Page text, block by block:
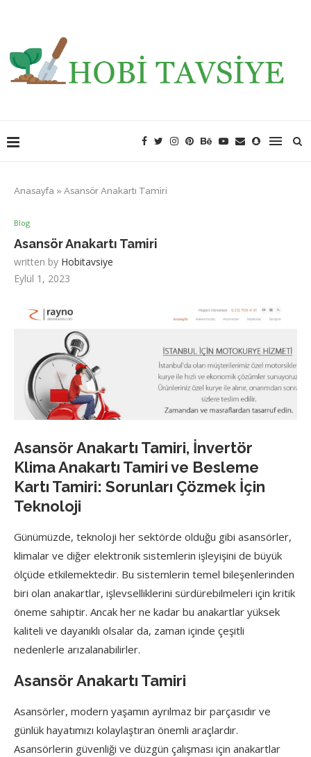
Anasayfa » Asansör Anakartı Tamiri
Blog
Asansör Anakartı Tamiri
written by Hobitavsiye
Eylül 1, 2023
Asansör Anakartı Tamiri, İnvertör
Klima Anakartı Tamiri ve Besleme
Kartı Tamiri: Sorunları Çözmek İçin
Teknoloji
Günümüzde, teknoloji her sektörde olduğu gibi asansörler,
klimalar ve diğer elektronik sistemlerin işleyişini de büyük
ölçüde etkilemektedir. Bu sistemlerin temel bileşenlerinden
biri olan anakartlar, işlevselliklerini sürdürebilmeleri için kritik
öneme sahiptir. Ancak her ne kadar bu anakartlar yüksek
kaliteli ve dayanıklı olsalar da, zaman içinde çeşitli
nedenlerle arızalanabilirler.
Asansör Anakartı Tamiri
Asansörler, modern yaşamın ayrılmaz bir parçasıdır ve
günlük hayatımızı kolaylaştıran önemli araçlardır.
Asansörlerin güvenliği ve düzgün çalışması için anakartlar